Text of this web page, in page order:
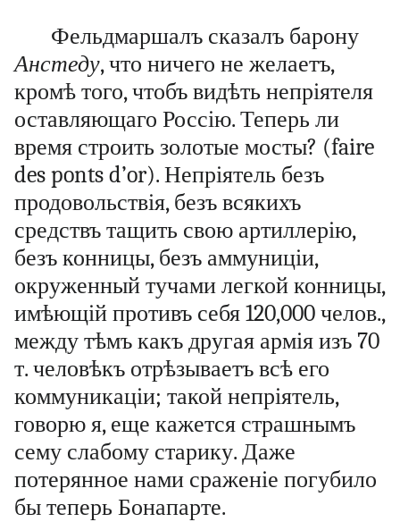
Фельдмаршалъ сказалъ барону
Анстеду, что ничего не желаетъ,
кромѣ того, чтобъ видѣть непріятеля
оставляющаго Россію. Теперь ли
время строить золотые мосты? (faire
des ponts d’or). Непріятель безъ
продовольствія, безъ всякихъ
средствъ тащить свою артиллерію,
безъ конницы, безъ аммуниціи,
окруженный тучами легкой конницы,
имѣющій противъ себя 120,000 челов.,
между тѣмъ какъ другая армія изъ 70
т. человѣкъ отрѣзываетъ всѣ его
коммуникаціи; такой непріятель,
говорю я, еще кажется страшнымъ
сему слабому старику. Даже
потерянное нами сраженіе погубило
бы теперь Бонапарте.